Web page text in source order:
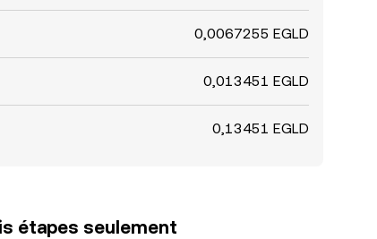
0,0067255 EGLD
0,013451 EGLD
0,13451 EGLD
étapes seulement